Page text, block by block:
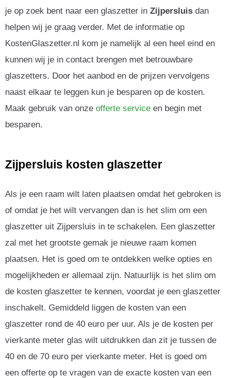
je op zoek bent naar een glaszetter in Zijpersluis dan
helpen wij je graag verder. Met de informatie op
KostenGlaszetter.nl kom je namelijk al een heel eind en
kunnen wij je in contact brengen met betrouwbare
glaszetters. Door het aanbod en de prijzen vervolgens
naast elkaar te leggen kun je besparen op de kosten.
Maak gebruik van onze offerte service en begin met
besparen.
Zijpersluis kosten glaszetter
Als je een raam wilt laten plaatsen omdat het gebroken is
of omdat je het wilt vervangen dan is het slim om een
glaszetter uit Zijpersluis in te schakelen. Een glaszetter
zal met het grootste gemak je nieuwe raam komen
plaatsen. Het is goed om te ontdekken welke opties en
mogelijkheden er allemaal zijn. Natuurlijk is het slim om
de kosten glaszetter te kennen, voordat je een glaszetter
inschakelt. Gemiddeld liggen de kosten van een
glaszetter rond de 40 euro per uur. Als je de kosten per
vierkante meter glas wilt uitdrukken dan zit je tussen de
40 en de 70 euro per vierkante meter. Het is goed om
een offerte op te vragen van de exacte kosten van een